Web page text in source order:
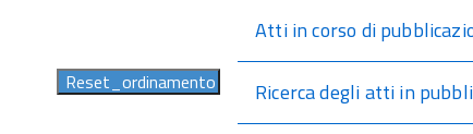
Atti in corso di
Ricerca degli atti in